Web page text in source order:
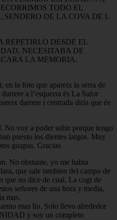
TODO EL
SENDERO DE LA COVA DE L
REPETIRLO DESDE EL
NECESITABA DE
LA MEMORIA.
en la foto que apareix la serra de
a l’esquerra és La Safor
darrere i centrada diria que és
No voy a poder subir porque tengo
puesto los dientes largos. Muy
guapas. Gracias
No obstante, yo me habia
que sale tambien del campo de
que no dice de cual. La cogi de
señores de una hora y media,
mas.
mas lio. Solo llevo alrededor
y soy un completo